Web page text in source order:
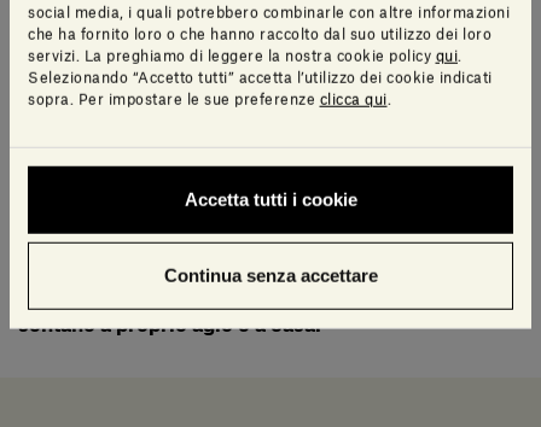
social media, i quali potrebbero combinarle con altre informazioni
che ha fornito loro o che hanno raccolto dal suo utilizzo dei loro
servizi. La preghiamo di leggere la nostra cookie policy qui
Selezionando “Accetto tutti” accetta l’utilizzo dei cookie indicati
sopra. Per impostare le sue preferenze clicca qui
Accetta tutti i cookie
Continua senza accettare
che ci appartiene sin dall’infanzia.
Bellissima da sola, e ideale se affiancata a tutte le altre
architettura e design.
“Quando decido di progettare un edificio, il mio
sentano a proprio agio e a casa.”